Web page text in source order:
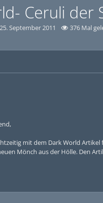
Ceruli der
25. September 2011 376 Mal
mit dem Dark World
Mönch aus der Hölle. Den